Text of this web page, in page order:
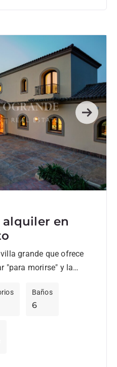
Next
en
grande que ofrece
"para morirse" y la
6
Baños